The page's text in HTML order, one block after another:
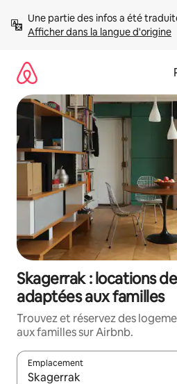
directement
Afficher dans la langue d'origine
Skagerrak : locations
adaptées aux familles
Trouvez et réservez des
aux familles sur Airbnb.
Emplacement
Quand les résultats sont